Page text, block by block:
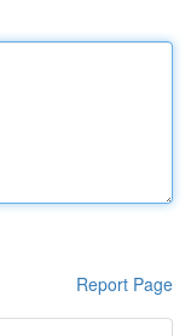
Report Page